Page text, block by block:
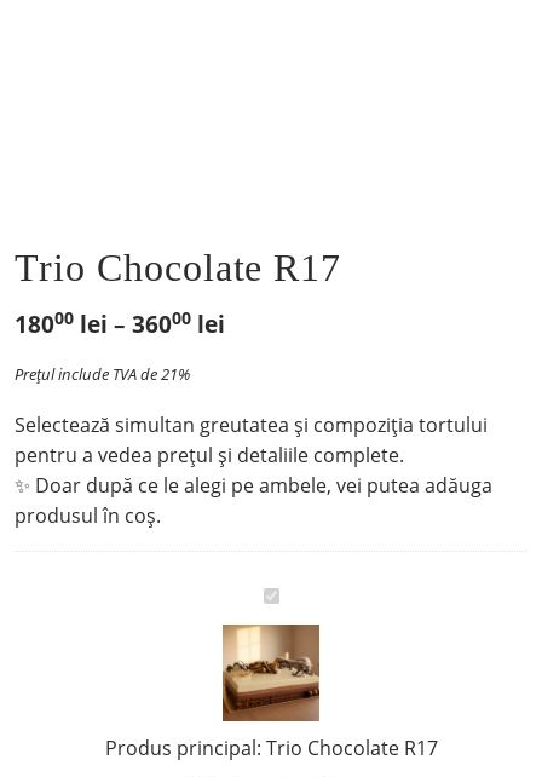
Trio Chocolate R17
18000 lei – 36000 lei
18000 lei
până
la
Prețul include TVA de 21%
Selectează simultan greutatea și compoziția tortului
pentru a vedea prețul și detaliile complete.
✨ Doar după ce le alegi pe ambele, vei putea adăuga
produsul în coș.
Trio
Chocolate
R17
Produs principal: Trio Chocolate R17